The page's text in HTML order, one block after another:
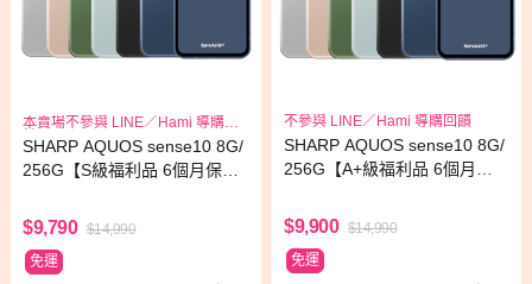
本賣場不參與 LINE／Hami 導購回
SHARP AQUOS sense10 8G/
256G【S級福利品 6個月保
$9,790 $14,990
免運
不參與 LINE／Hami 導購回饋
SHARP AQUOS sense10 8G/
256G【A+級福利品 6個月保
$9,900 $14,990
免運